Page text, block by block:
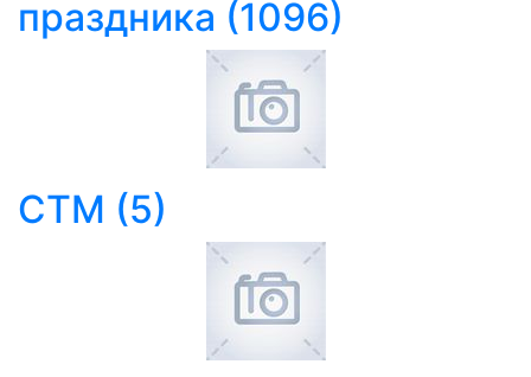
праздника (1096)
СТМ (5)